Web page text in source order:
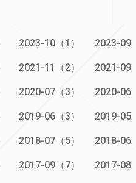
2023-10（1） 2023-09
2021-11（2） 2021-09
2020-07（3） 2020-06
2019-06（3） 2019-05
2018-07（5） 2018-06
2017-09（7） 2017-08